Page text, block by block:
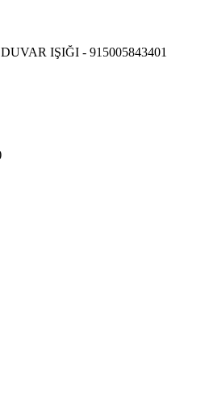
IŞIĞI - 915005843401